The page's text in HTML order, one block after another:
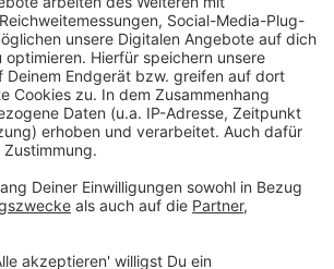
während der Arbeit seine
einlegen - im Gebäude
Starkraucher wollte in den
der Stadt Köln erwirken, dass er trotz